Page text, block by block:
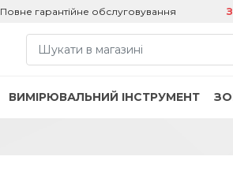
Повне гарантійне обслуговування
ВИМІРЮВАЛЬНИЙ ІНСТРУМЕНТ